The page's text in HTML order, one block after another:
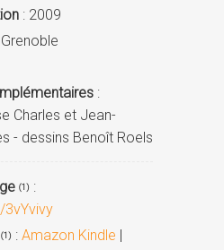
: 2009
:
Charles et Jean-
- dessins Benoît Roels
(1) :
3vYvivy
(1) : Amazon Kindle